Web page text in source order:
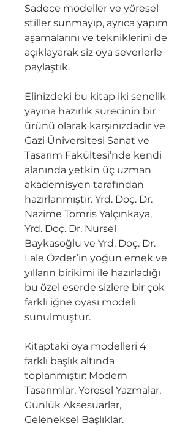
Sadece modeller ve yöresel
stiller sunmayıp, ayrıca yapım
aşamalarını ve tekniklerini de
açıklayarak siz oya severlerle
paylaştık.
Elinizdeki bu kitap iki senelik
yayına hazırlık sürecinin bir
ürünü olarak karşınızdadır ve
Gazi Üniversitesi Sanat ve
Tasarım Fakültesi’nde kendi
alanında yetkin üç uzman
akademisyen tarafından
hazırlanmıştır. Yrd. Doç. Dr.
Nazime Tomris Yalçınkaya,
Yrd. Doç. Dr. Nursel
Baykasoğlu ve Yrd. Doç. Dr.
Lale Özder’in yoğun emek ve
yılların birikimi ile hazırladığı
bu özel eserde sizlere bir çok
farklı iğne oyası modeli
sunulmuştur.
Kitaptaki oya modelleri 4
farklı başlık altında
toplanmıştır: Modern
Tasarımlar, Yöresel Yazmalar,
Günlük Aksesuarlar,
Geleneksel Başlıklar.